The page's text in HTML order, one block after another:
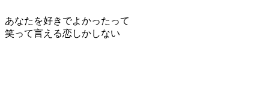
あなたを好きでよかったって
笑って言える恋しかしない